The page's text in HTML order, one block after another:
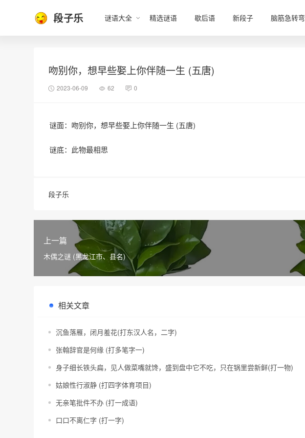
段子乐 谜语大全 精选谜语 歇后语 新段子 脑筋急转弯
吻别你，想早些娶上你伴随一生 (五唐)
2023-06-09 62 0
谜面：吻别你，想早些娶上你伴随一生 (五唐)
谜底：此物最相思
段子乐
上一篇
木偶之谜 (黑龙江市、县名)
相关文章
沉鱼落雁，闭月羞花(打东汉人名，二字)
张翰辞官是何缘 (打多笔字一)
身子细长铁头扁，见人做菜嘴就馋，盛到盘中它不吃，只在锅里尝新鲜(打一物)
姑娘性行淑静 (打四字体育项目)
无亲笔批件不办 (打一成语)
口口不离仁字 (打一字)